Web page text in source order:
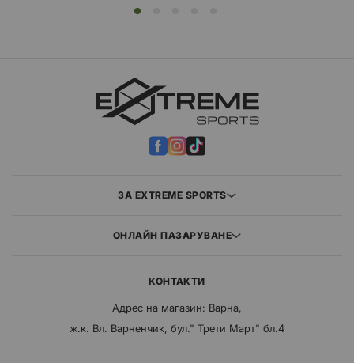
ЗА EXTREME SPORTS
ОНЛАЙН ПАЗАРУВАНЕ
КОНТАКТИ
Адрес на магазин: Варна,
ж.к. Вл. Варненчик, бул." Трети Март" бл.4